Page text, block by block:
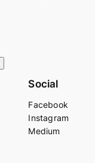
Social
Facebook
Instagram
Medium